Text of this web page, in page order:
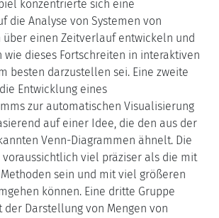
konzentrierte sich eine
die Analyse von Systemen von
über einen Zeitverlauf entwickeln und
wie dieses Fortschreiten in interaktiven
besten darzustellen sei. Eine zweite
Entwicklung eines
zur automatischen Visualisierung
auf einer Idee, die den aus der
Venn-Diagrammen ähnelt. Die
viel präziser als die mit
sein und mit viel größeren
können. Eine dritte Gruppe
der Darstellung von Mengen von